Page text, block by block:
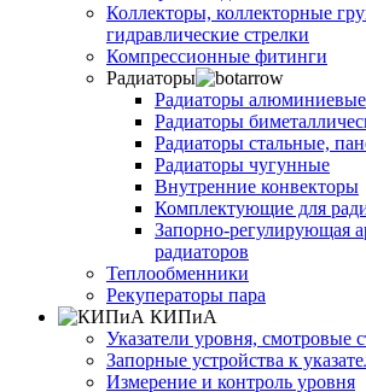
Коллекторы, коллекторные
гидравлические стрелки
Компрессионные фитинги
Радиаторы
Радиаторы алюминиевые
Радиаторы
Радиаторы стальные,
Радиаторы чугунные
Внутренние конвекторы
Комплектующие для
Запорно-регулирующая
радиаторов
Теплообменники
Рекуператоры пара
КИПиА
Указатели уровня, смотровые
Запорные устройства к
Измерение и контроль уровня